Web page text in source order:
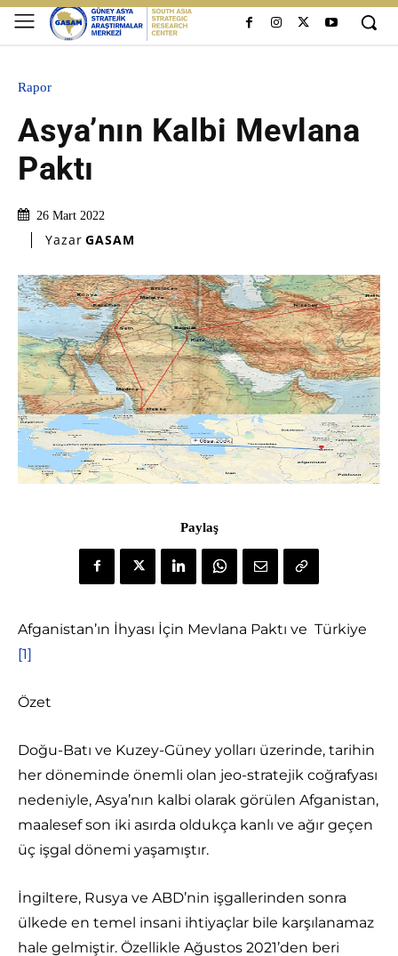
Rapor
Asya’nın Kalbi Mevlana
Paktı
26 Mart 2022
Yazar GASAM
Paylaş
Afganistan’ın İhyası İçin Mevlana Paktı ve Türkiye
[1]
Özet
Doğu-Batı ve Kuzey-Güney yolları üzerinde, tarihin
her döneminde önemli olan jeo-stratejik coğrafyası
nedeniyle, Asya’nın kalbi olarak görülen Afganistan,
maalesef son iki asırda oldukça kanlı ve ağır geçen
üç işgal dönemi yaşamıştır.
İngiltere, Rusya ve ABD’nin işgallerinden sonra
ülkede en temel insani ihtiyaçlar bile karşılanamaz
hale gelmiştir. Özellikle Ağustos 2021’den beri